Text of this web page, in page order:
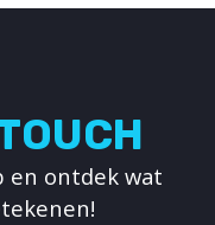
en ontdek wat